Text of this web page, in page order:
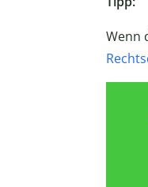
Wenn